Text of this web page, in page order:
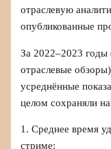
отраслевую
опубликованные
За 2022–2023
отраслевые
усреднённые
целом сохраняли
1. Среднее время
стриме: